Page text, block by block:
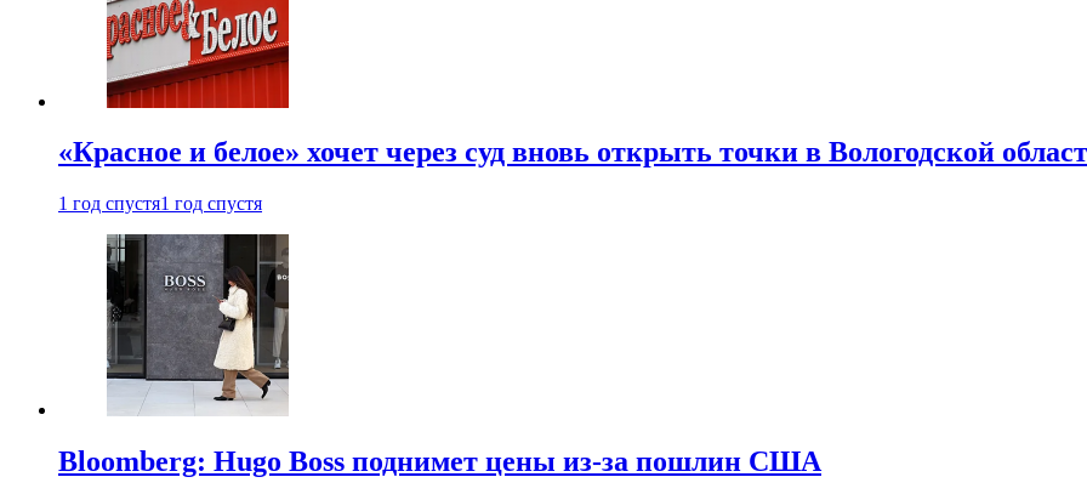
«Красное и белое» хочет через суд вновь открыть точки в Вологодской
1 год спустя1 год спустя
Bloomberg: Hugo Boss поднимет цены из-за пошлин США